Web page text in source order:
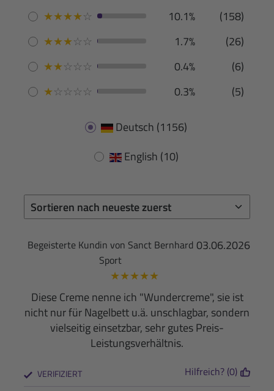
★★★★☆ 10.1%
(158)
★★★☆☆ 1.7%
(26)
★★☆☆☆ 0.4%
(6)
★☆☆☆☆ 0.3% (5)
Deutsch (1156)
English (10)
03.06.2026
Begeisterte Kundin von Sanct Bernhard
Sport
★★★★★
Diese Creme nenne ich "Wundercreme", sie ist
nicht nur für Nagelbett u.ä. unschlagbar, sondern
vielseitig einsetzbar, sehr gutes Preis-
Leistungsverhältnis.
VERIFIZIERT Hilfreich? (0)